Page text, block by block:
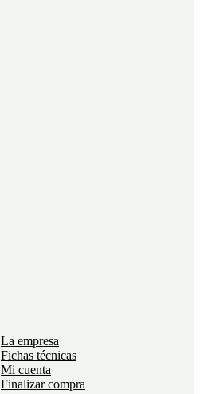
La empresa
Fichas técnicas
Mi cuenta
Finalizar compra